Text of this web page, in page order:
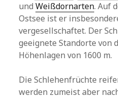
undWeißdornarten. Auf
Ostsee ist er
vergesellschaftet. Der
geeignete Standorte von
Höhenlagen von 1600 m.
Die Schlehenfrüchte
werden zumeist aber